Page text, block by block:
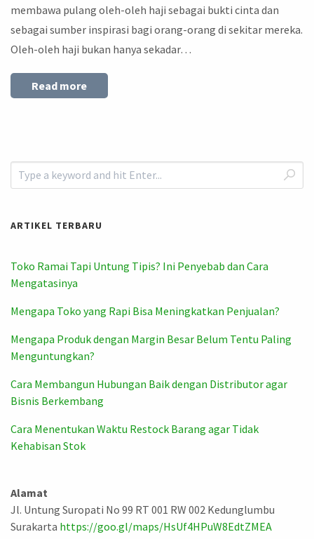
membawa pulang oleh-oleh haji sebagai bukti cinta dan
sebagai sumber inspirasi bagi orang-orang di sekitar mereka.
Oleh-oleh haji bukan hanya sekadar…
Read more
ARTIKEL TERBARU
Toko Ramai Tapi Untung Tipis? Ini Penyebab dan Cara
Mengatasinya
Mengapa Toko yang Rapi Bisa Meningkatkan Penjualan?
Mengapa Produk dengan Margin Besar Belum Tentu Paling
Menguntungkan?
Cara Membangun Hubungan Baik dengan Distributor agar
Bisnis Berkembang
Cara Menentukan Waktu Restock Barang agar Tidak
Kehabisan Stok
Alamat
Jl. Untung Suropati No 99 RT 001 RW 002 Kedunglumbu
Surakarta https://goo.gl/maps/HsUf4HPuW8EdtZMEA